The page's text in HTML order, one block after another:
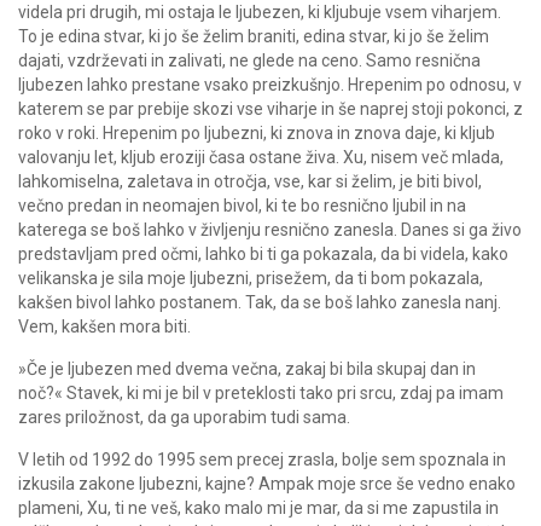
videla pri drugih, mi ostaja le ljubezen, ki kljubuje vsem viharjem.
To je edina stvar, ki jo še želim braniti, edina stvar, ki jo še želim
dajati, vzdrževati in zalivati, ne glede na ceno. Samo resnična
ljubezen lahko prestane vsako preizkušnjo. Hrepenim po odnosu, v
katerem se par prebije skozi vse viharje in še naprej stoji pokonci, z
roko v roki. Hrepenim po ljubezni, ki znova in znova daje, ki kljub
valovanju let, kljub eroziji časa ostane živa. Xu, nisem več mlada,
lahkomiselna, zaletava in otročja, vse, kar si želim, je biti bivol,
večno predan in neomajen bivol, ki te bo resnično ljubil in na
katerega se boš lahko v življenju resnično zanesla. Danes si ga živo
predstavljam pred očmi, lahko bi ti ga pokazala, da bi videla, kako
velikanska je sila moje ljubezni, prisežem, da ti bom pokazala,
kakšen bivol lahko postanem. Tak, da se boš lahko zanesla nanj.
Vem, kakšen mora biti.
»Če je ljubezen med dvema večna, zakaj bi bila skupaj dan in
noč?« Stavek, ki mi je bil v preteklosti tako pri srcu, zdaj pa imam
zares priložnost, da ga uporabim tudi sama.
V letih od 1992 do 1995 sem precej zrasla, bolje sem spoznala in
izkusila zakone ljubezni, kajne? Ampak moje srce še vedno enako
plameni, Xu, ti ne veš, kako malo mi je mar, da si me zapustila in